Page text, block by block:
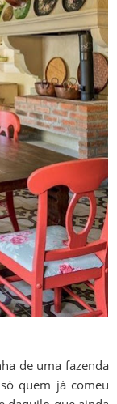
de uma fazenda
quem já comeu